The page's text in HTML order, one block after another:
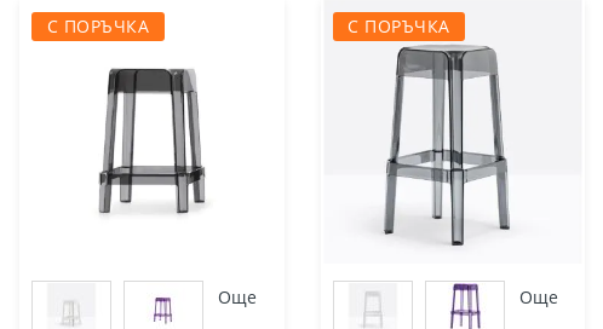
С ПОРЪЧКА
Още
С ПОРЪЧКА
Още